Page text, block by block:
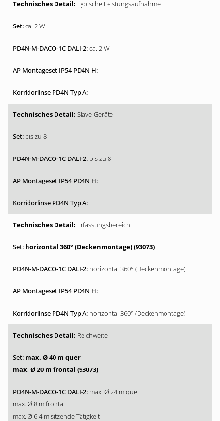
Typische Leistungsaufnahme
ca. 2 W
ca. 2 W
Slave-Geräte
bis zu 8
bis zu 8
Erfassungsbereich
horizontal 360° (Deckenmontage) (93073)
horizontal 360° (Deckenmontage)
horizontal 360° (Deckenmontage)
Reichweite
max. Ø 40 m quer
max. Ø 20 m frontal (93073)
max. Ø 24 m quer
max. Ø 8 m frontal
max. Ø 6.4 m sitzende Tätigkeit